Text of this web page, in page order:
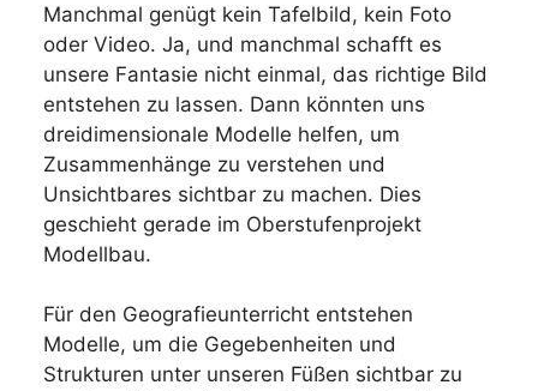
Manchmal genügt kein Tafelbild, kein Foto
oder Video. Ja, und manchmal schafft es
unsere Fantasie nicht einmal, das richtige Bild
entstehen zu lassen. Dann könnten uns
dreidimensionale Modelle helfen, um
Zusammenhänge zu verstehen und
Unsichtbares sichtbar zu machen. Dies
geschieht gerade im Oberstufenprojekt
Modellbau.
Für den Geografieunterricht entstehen
Modelle, um die Gegebenheiten und
Strukturen unter unseren Füßen sichtbar zu